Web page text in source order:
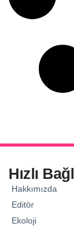
Hızlı
Hakkımızda
Editör
Ekoloji